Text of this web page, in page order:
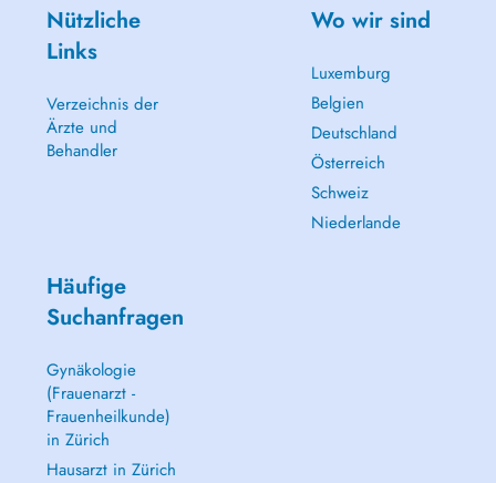
Nützliche
Links
Verzeichnis der
Ärzte und
Behandler
Wo wir sind
Luxemburg
Belgien
Deutschland
Österreich
Schweiz
Niederlande
Häufige
Suchanfragen
Gynäkologie
(Frauenarzt -
Frauenheilkunde)
in Zürich
Hausarzt in Zürich